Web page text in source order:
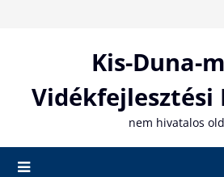
Kis-Duna-
Vidékfejlesztési
nem hivatalos